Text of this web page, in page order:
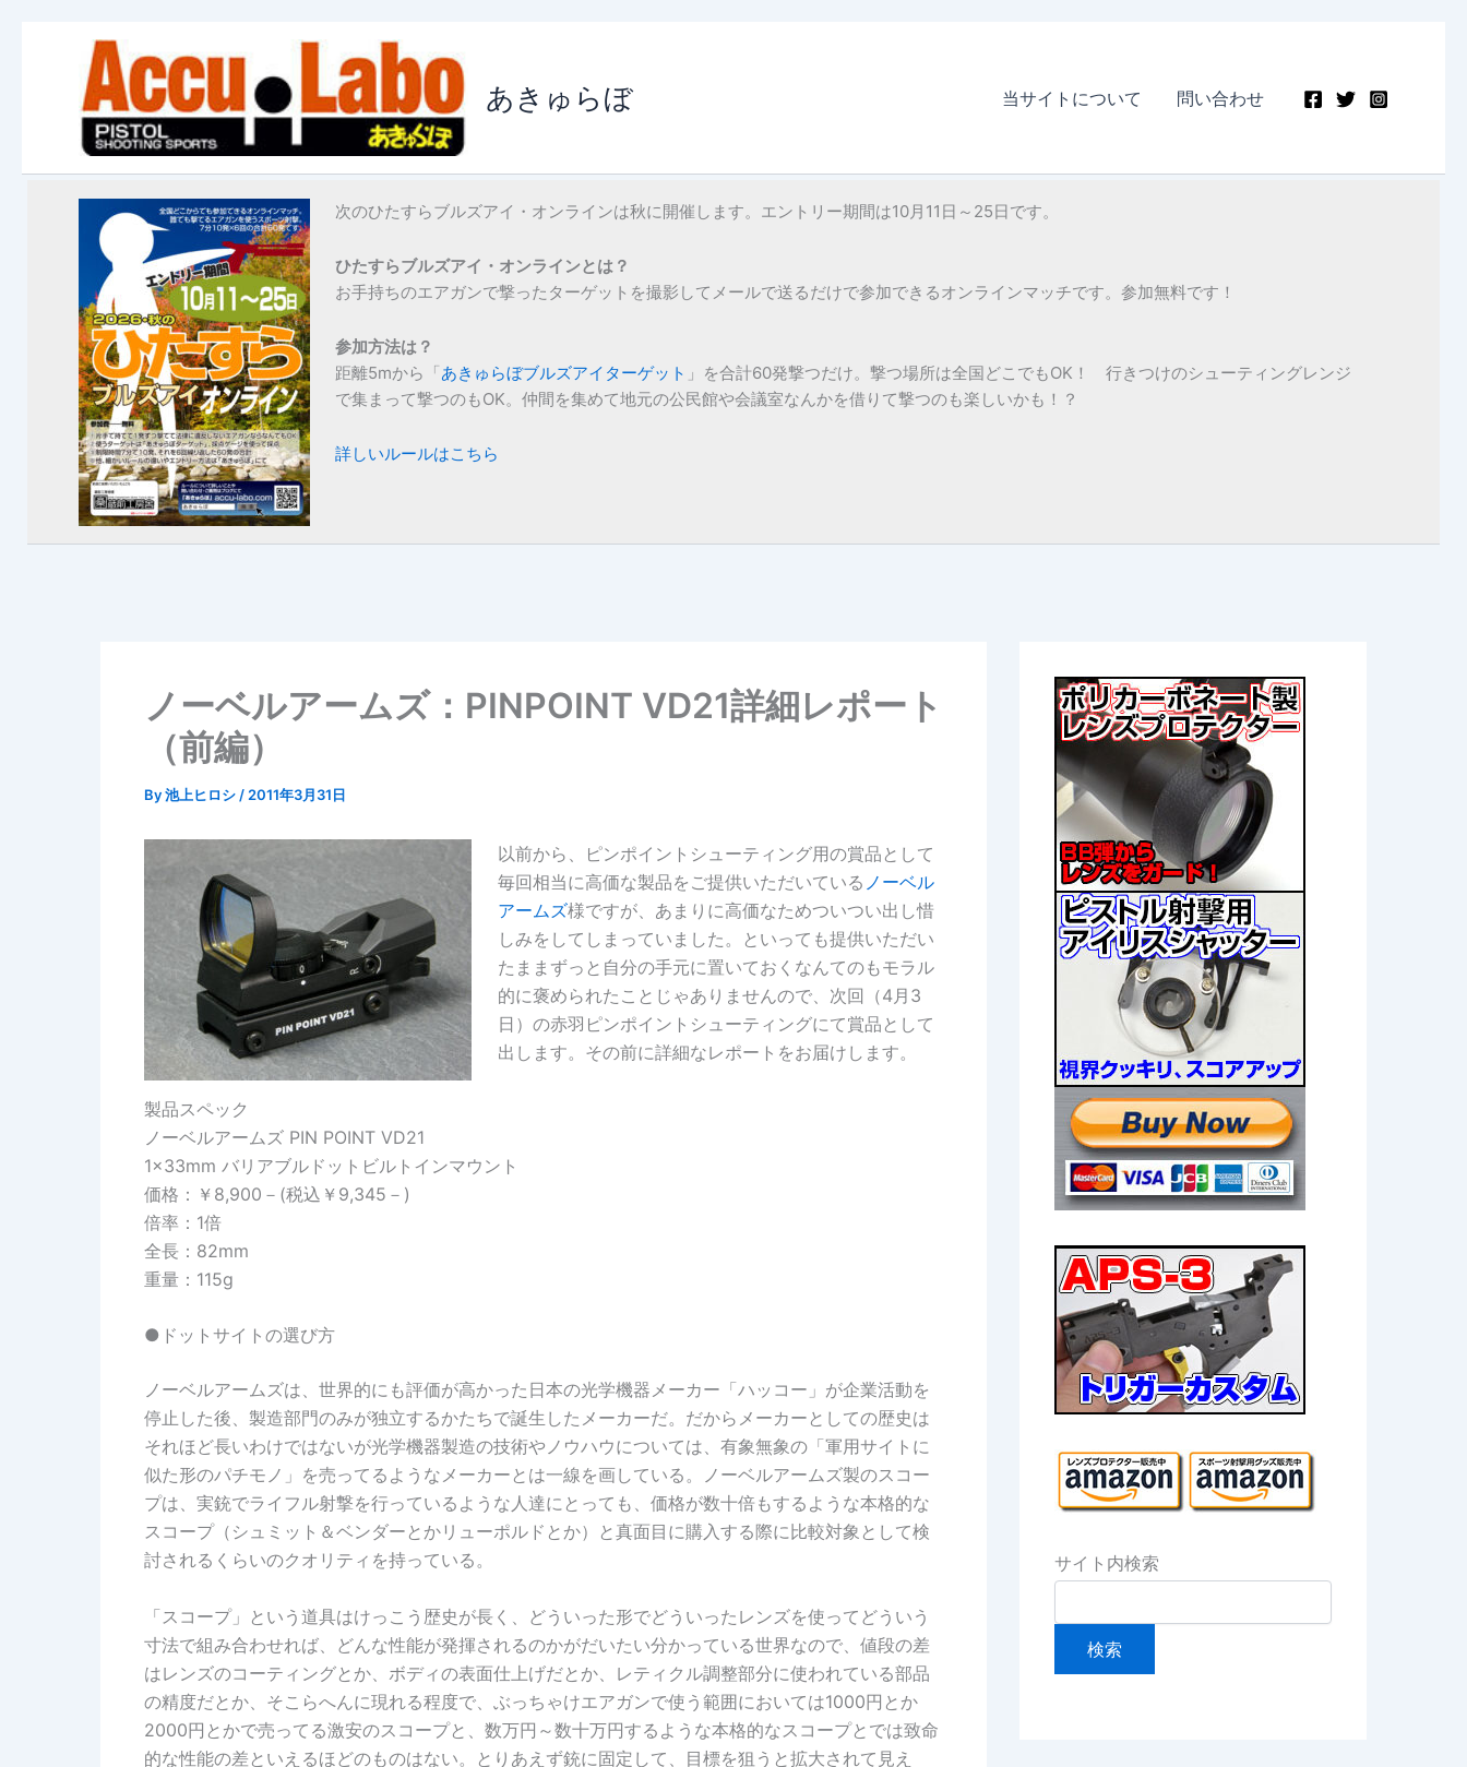
あきゅらぼ 当サイトについて 問い合わせ
次のひたすらブルズアイ・オンラインは秋に開催します。エントリー期間は10月11日～25日です。
ひたすらブルズアイ・オンラインとは？
お手持ちのエアガンで撃ったターゲットを撮影してメールで送るだけで参加できるオンラインマッチです。参加無料です！
参加方法は？
距離5mから「あきゅらぼブルズアイターゲット 」を合計60発撃つだけ。撃つ場所は全国どこでもOK！ 行きつけのシューティングレンジ
で集まって撃つのもOK。仲間を集めて地元の公民館や会議室なんかを借りて撃つのも楽しいかも！？
詳しいルールはこちら
ノーベルアームズ：PINPOINT VD21詳細レポート
（前編）
By池上ヒロシ / 2011年3月31日
以前から、ピンポイントシューティング用の賞品として
毎回相当に高価な製品をご提供いただいている ノーベル
アームズ様ですが、あまりに高価なためついつい出し惜
しみをしてしまっていました。といっても提供いただい
たままずっと自分の手元に置いておくなんてのもモラル
的に褒められたことじゃありませんので、次回（4月3
日）の赤羽ピンポイントシューティングにて賞品として
出します。その前に詳細なレポートをお届けします。
製品スペック
ノーベルアームズ PIN POINT VD21
1×33mm バリアブルドットビルトインマウント
価格：￥8,900－(税込￥9,345－)
倍率：1倍
全長：82mm
重量：115g
●ドットサイトの選び方
ノーベルアームズは、世界的にも評価が高かった日本の光学機器メーカー「ハッコー」が企業活動を
停止した後、製造部門のみが独立するかたちで誕生したメーカーだ。だからメーカーとしての歴史は
それほど長いわけではないが光学機器製造の技術やノウハウについては、有象無象の「軍用サイトに
似た形のパチモノ」を売ってるようなメーカーとは一線を画している。ノーベルアームズ製のスコー
プは、実銃でライフル射撃を行っているような人達にとっても、価格が数十倍もするような本格的な
スコープ（シュミット＆ベンダーとかリューポルドとか）と真面目に購入する際に比較対象として検
討されるくらいのクオリティを持っている。
「スコープ」という道具はけっこう歴史が長く、どういった形でどういったレンズを使ってどういう
寸法で組み合わせれば、どんな性能が発揮されるのかがだいたい分かっている世界なので、値段の差
はレンズのコーティングとか、ボディの表面仕上げだとか、レティクル調整部分に使われている部品
の精度だとか、そこらへんに現れる程度で、ぶっちゃけエアガンで使う範囲においては1000円とか
2000円とかで売ってる激安のスコープと、数万円～数十万円するような本格的なスコープとでは致命
的な性能の差といえるほどのものはない。とりあえず銃に固定して、目標を狙うと拡大されて見え
サイト内検索